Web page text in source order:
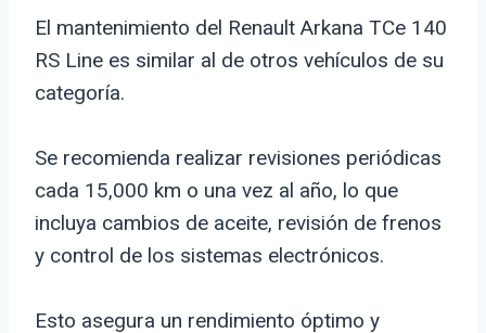
El mantenimiento del Renault Arkana TCe 140
RS Line es similar al de otros vehículos de su
categoría.
Se recomienda realizar revisiones periódicas
cada 15,000 km o una vez al año, lo que
incluya cambios de aceite, revisión de frenos
y control de los sistemas electrónicos.
Esto asegura un rendimiento óptimo y